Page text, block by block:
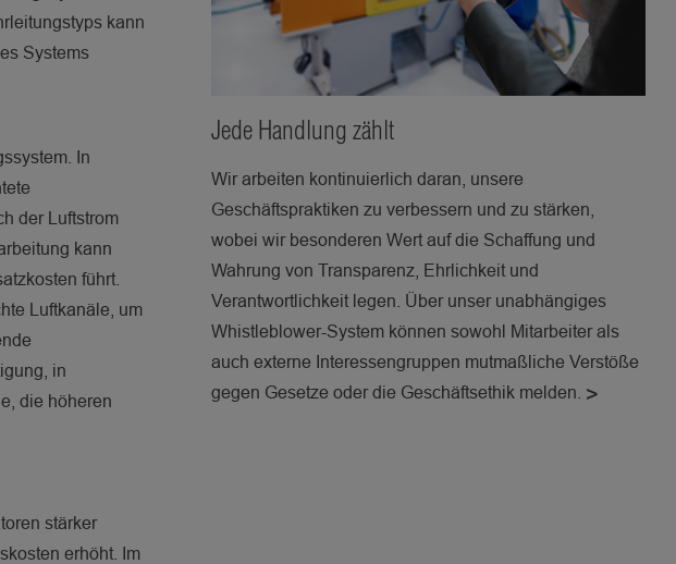
kann
Systems
In
der Luftstrom
kann
führt.
Luftkanäle, um
in
die höheren
stärker
erhöht. Im
Jede Handlung zählt
Wir arbeiten kontinuierlich daran, unsere
Geschäftspraktiken zu verbessern und zu stärken,
wobei wir besonderen Wert auf die Schaffung und
Wahrung von Transparenz, Ehrlichkeit und
Verantwortlichkeit legen. Über unser unabhängiges
Whistleblower-System können sowohl Mitarbeiter als
auch externe Interessengruppen mutmaßliche Verstöße
gegen Gesetze oder die Geschäftsethik melden.